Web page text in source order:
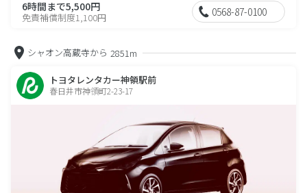
6時間まで5,500円
免責補償制度1,100円 0568-87-0100
シャオン高蔵寺から 2851m
トヨタレンタカー神領駅前
春日井市神領町2-23-17